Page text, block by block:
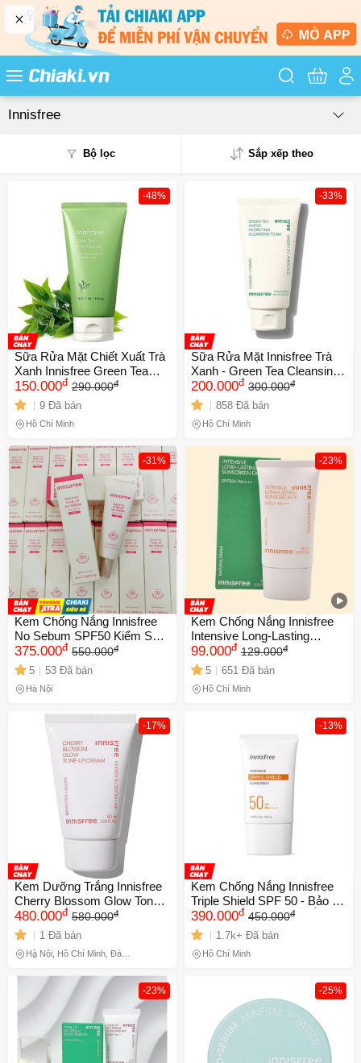
Tìm kiếm
Innisfree
Bộ lọc Sắp xếp theo
Giá từ thấp - cao
Giá từ cao - thấp
-48%
Sữa Rửa Mặt Chiết Xuất Trà
Xanh Innisfree Green Tea
Foam Cleanser 150ml - Sản
Phẩm Chăm Sóc Da Tự
Nhiên, Làm Sạch Nhẹ
Nhàng, Cấp Ẩm Tối Ưu
150.000đ 290.000đ
9 Đã bán
Hồ Chí Minh
-33%
Sữa Rửa Mặt Innisfree Trà
Xanh - Green Tea Cleansing
Foam Cho Da Sáng Khỏe,
Dịu Nhẹ, Chính Hãng, Thích
Hợp Mọi Loại Da
200.000đ 300.000đ
858 Đã bán
Hồ Chí Minh
-31%
Kem Chống Nắng Innisfree
No Sebum SPF50 Kiểm Soát
Nhờn, Nâng Tone Da, Chống
Nắng Tối Ưu, Dành Cho Da
Dầu, Hỗn Hợp, Làn Da Sáng
Mịn
375.000đ 550.000đ
5 53 Đã bán
Hà Nội
-23%
Kem Chống Nắng Innisfree
Intensive Long-Lasting
SPF50+ PA++++ 60ml -
Dành Cho Da Dầu và Da
Hỗn Hợp, Bảo Vệ Da Tối Ưu
99.000đ 129.000đ
5 651 Đã bán
Hồ Chí Minh
-17%
Kem Dưỡng Trắng Innisfree
Cherry Blossom Glow Tone
Up Cream 50ml
480.000đ 580.000đ
1 Đã bán
Hà Nội, Hồ Chí Minh, Đà
-13%
Kem Chống Nắng Innisfree
Triple Shield SPF 50 - Bảo Vệ
Da Toàn Diện, Dưỡng Ẩm,
Chống Nắng Hiệu Quả, Phù
Hợp Với Da Nhạy Cảm
390.000đ 450.000đ
1.7k+ Đã bán
Hồ Chí Minh
-23% -25%